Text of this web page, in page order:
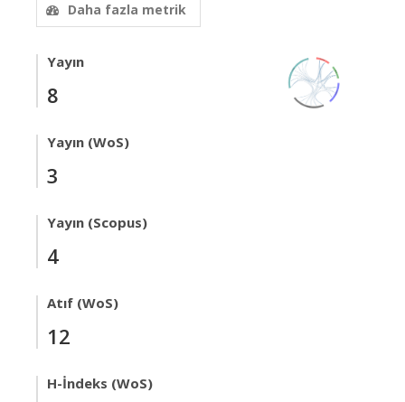
Daha fazla metrik
Yayın
8
Yayın (WoS)
3
Yayın (Scopus)
4
Atıf (WoS)
12
H-İndeks (WoS)